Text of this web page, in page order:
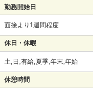
勤務開始日
面接より1週間程度
休日・休暇
土,日,有給,夏季,年末,年始
休憩時間